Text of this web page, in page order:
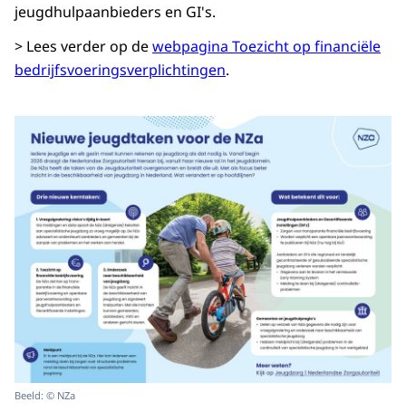
jeugdhulpaanbieders en GI's.
> Lees verder op dewebpagina Toezicht op financiële
bedrijfsvoeringsverplichtingen.
Beeld: © NZa